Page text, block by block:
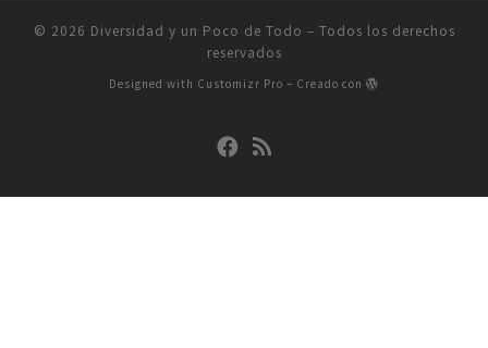
© 2026 Diversidad y un Poco de Todo – Todos los derechos
reservados
Designed with Customizr Pro – Creado con